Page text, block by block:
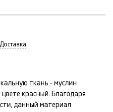
Доставка
ткань - муслин
цвете красный. Благодаря
данный материал